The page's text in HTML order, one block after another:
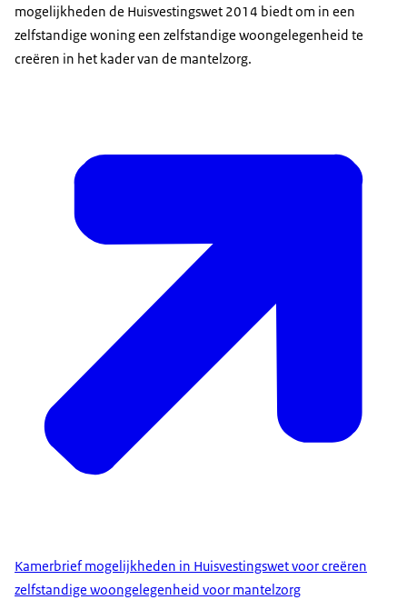
mogelijkheden de Huisvestingswet 2014 biedt om in een
zelfstandige woning een zelfstandige woongelegenheid te
creëren in het kader van de mantelzorg.
Kamerbrief mogelijkheden in Huisvestingswet voor creëren
zelfstandige woongelegenheid voor mantelzorg